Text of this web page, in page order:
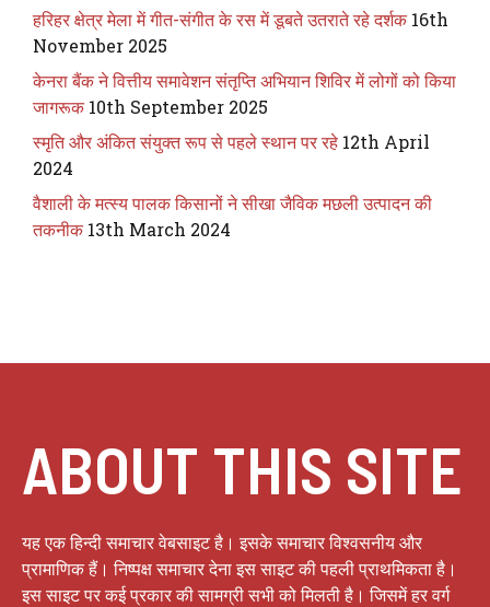
हरिहर क्षेत्र मेला में गीत-संगीत के रस में डूबते उतराते रहे दर्शक 16th
November 2025
केनरा बैंक ने वित्तीय समावेशन संतृप्ति अभियान शिविर में लोगों को किया
जागरूक 10th September 2025
स्मृति और अंकित संयुक्त रूप से पहले स्थान पर रहे 12th April
2024
वैशाली के मत्स्य पालक किसानों ने सीखा जैविक मछली उत्पादन की
तकनीक 13th March 2024
ABOUT THIS SITE
यह एक हिन्दी समाचार वेबसाइट है। इसके समाचार विश्वसनीय और
प्रामाणिक हैं। निष्पक्ष समाचार देना इस साइट की पहली प्राथमिकता है।
इस साइट पर कई प्रकार की सामग्री सभी को मिलती है। जिसमें हर वर्ग